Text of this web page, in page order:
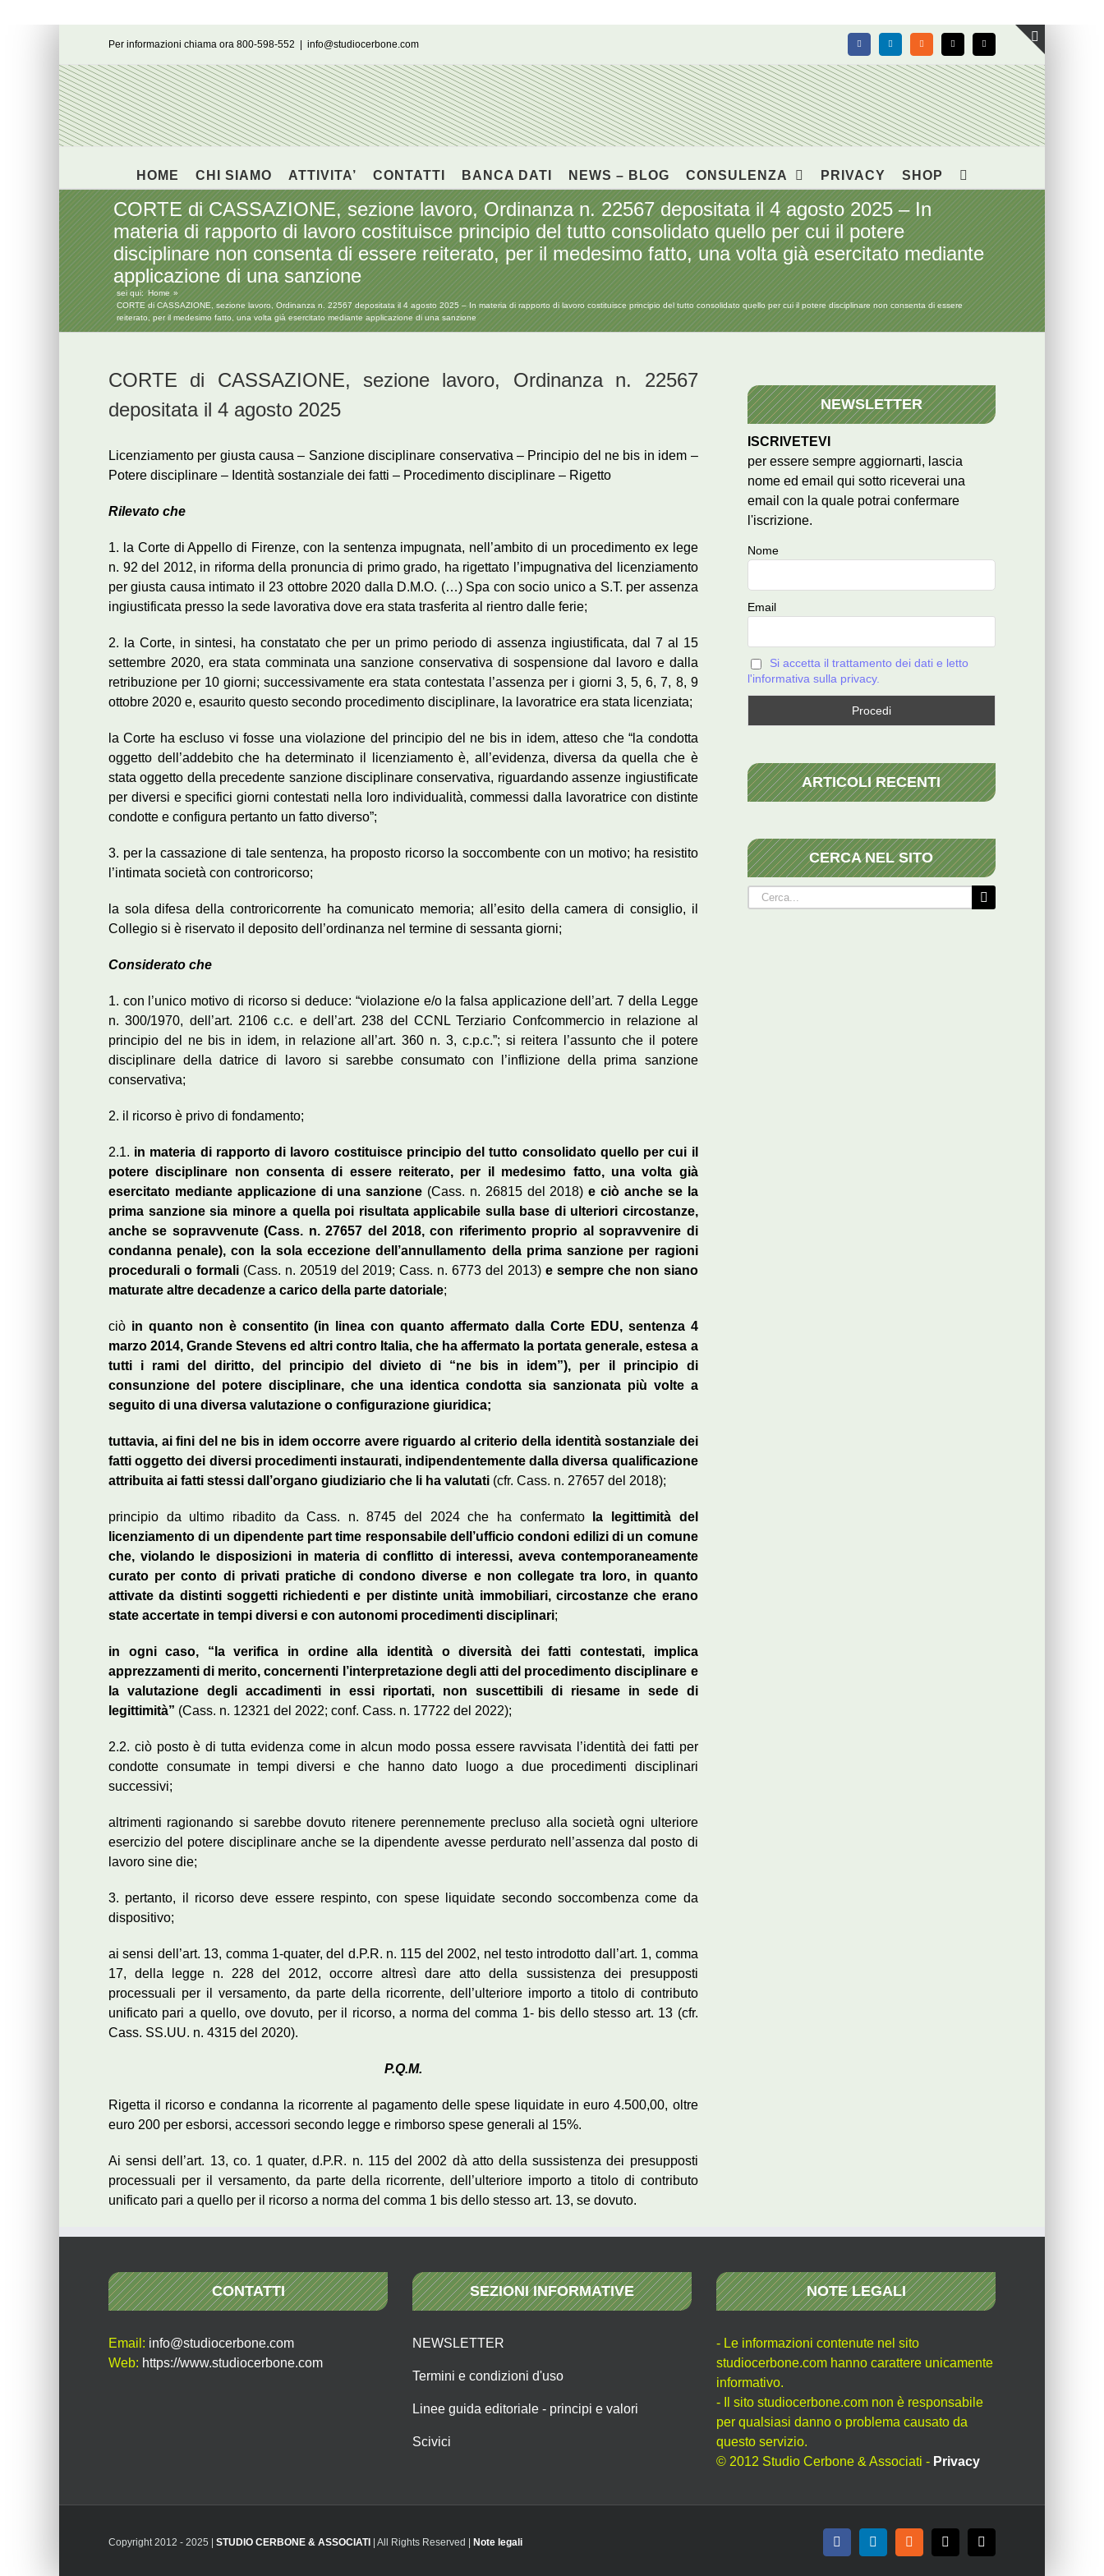
Per informazioni chiama ora 800-598-552 info@studiocerbone.com FacebookLinkedIn Rss X Email
HOME CHI SIAMO ATTIVITA’ CONTATTI BANCA DATI NEWS – BLOG CONSULENZA PRIVACY SHOP
CORTE di CASSAZIONE, sezione lavoro, Ordinanza n. 22567 depositata il 4 agosto 2025 – In
materia di rapporto di lavoro costituisce principio del tutto consolidato quello per cui il potere
disciplinare non consenta di essere reiterato, per il medesimo fatto, una volta già esercitato mediante
applicazione di una sanzione
sei qui: Home
CORTE di CASSAZIONE, sezione lavoro, Ordinanza n. 22567 depositata il 4 agosto 2025 – In materia di rapporto di lavoro costituisce principio del tutto consolidato quello per cui il potere disciplinare non consenta di essere
reiterato, per il medesimo fatto, una volta già esercitato mediante applicazione di una sanzione
CORTE di CASSAZIONE, sezione lavoro, Ordinanza n. 22567
depositata il 4 agosto 2025
Licenziamento per giusta causa – Sanzione disciplinare conservativa – Principio del ne bis in idem –
Potere disciplinare – Identità sostanziale dei fatti – Procedimento disciplinare – Rigetto
Rilevato che
1. la Corte di Appello di Firenze, con la sentenza impugnata, nell’ambito di un procedimento ex lege
n. 92 del 2012, in riforma della pronuncia di primo grado, ha rigettato l’impugnativa del licenziamento
per giusta causa intimato il 23 ottobre 2020 dalla D.M.O. (…) Spa con socio unico a S.T. per assenza
ingiustificata presso la sede lavorativa dove era stata trasferita al rientro dalle ferie;
2. la Corte, in sintesi, ha constatato che per un primo periodo di assenza ingiustificata, dal 7 al 15
settembre 2020, era stata comminata una sanzione conservativa di sospensione dal lavoro e dalla
retribuzione per 10 giorni; successivamente era stata contestata l’assenza per i giorni 3, 5, 6, 7, 8, 9
ottobre 2020 e, esaurito questo secondo procedimento disciplinare, la lavoratrice era stata licenziata;
la Corte ha escluso vi fosse una violazione del principio del ne bis in idem, atteso che “la condotta
oggetto dell’addebito che ha determinato il licenziamento è, all’evidenza, diversa da quella che è
stata oggetto della precedente sanzione disciplinare conservativa, riguardando assenze ingiustificate
per diversi e specifici giorni contestati nella loro individualità, commessi dalla lavoratrice con distinte
condotte e configura pertanto un fatto diverso”;
3. per la cassazione di tale sentenza, ha proposto ricorso la soccombente con un motivo; ha resistito
l’intimata società con controricorso;
la sola difesa della controricorrente ha comunicato memoria; all’esito della camera di consiglio, il
Collegio si è riservato il deposito dell’ordinanza nel termine di sessanta giorni;
Considerato che
1. con l’unico motivo di ricorso si deduce: “violazione e/o la falsa applicazione dell’art. 7 della Legge
n. 300/1970, dell’art. 2106 c.c. e dell’art. 238 del CCNL Terziario Confcommercio in relazione al
principio del ne bis in idem, in relazione all’art. 360 n. 3, c.p.c.”; si reitera l’assunto che il potere
disciplinare della datrice di lavoro si sarebbe consumato con l’inflizione della prima sanzione
conservativa;
2. il ricorso è privo di fondamento;
2.1. in materia di rapporto di lavoro costituisce principio del tutto consolidato quello per cui il
potere disciplinare non consenta di essere reiterato, per il medesimo fatto, una volta già
esercitato mediante applicazione di una sanzione (Cass. n. 26815 del 2018) e ciò anche se la
prima sanzione sia minore a quella poi risultata applicabile sulla base di ulteriori circostanze,
anche se sopravvenute (Cass. n. 27657 del 2018, con riferimento proprio al sopravvenire di
condanna penale), con la sola eccezione dell’annullamento della prima sanzione per ragioni
procedurali o formali(Cass. n. 20519 del 2019; Cass. n. 6773 del 2013) e sempre che non siano
maturate altre decadenze a carico della parte datoriale;
ciò in quanto non è consentito (in linea con quanto affermato dalla Corte EDU, sentenza 4
marzo 2014, Grande Stevens ed altri contro Italia, che ha affermato la portata generale, estesa a
tutti i rami del diritto, del principio del divieto di “ne bis in idem”), per il principio di
consunzione del potere disciplinare, che una identica condotta sia sanzionata più volte a
seguito di una diversa valutazione o configurazione giuridica;
tuttavia, ai fini del ne bis in idem occorre avere riguardo al criterio della identità sostanziale dei
fatti oggetto dei diversi procedimenti instaurati, indipendentemente dalla diversa qualificazione
attribuita ai fatti stessi dall’organo giudiziario che li ha valutati (cfr. Cass. n. 27657 del 2018);
principio da ultimo ribadito da Cass. n. 8745 del 2024 che ha confermato
la legittimità del
licenziamento di un dipendente part time responsabile dell’ufficio condoni edilizi di un comune
che, violando le disposizioni in materia di conflitto di interessi, aveva contemporaneamente
curato per conto di privati pratiche di condono diverse e non collegate tra loro, in quanto
attivate da distinti soggetti richiedenti e per distinte unità immobiliari, circostanze che erano
state accertate in tempi diversi e con autonomi procedimenti disciplinari;
in ogni caso, “la verifica in ordine alla identità o diversità dei fatti contestati, implica
apprezzamenti di merito, concernenti l’interpretazione degli atti del procedimento disciplinare e
la valutazione degli accadimenti in essi riportati, non suscettibili di riesame in sede di
legittimità” (Cass. n. 12321 del 2022; conf. Cass. n. 17722 del 2022);
2.2. ciò posto è di tutta evidenza come in alcun modo possa essere ravvisata l’identità dei fatti per
condotte consumate in tempi diversi e che hanno dato luogo a due procedimenti disciplinari
successivi;
altrimenti ragionando si sarebbe dovuto ritenere perennemente precluso alla società ogni ulteriore
esercizio del potere disciplinare anche se la dipendente avesse perdurato nell’assenza dal posto di
lavoro sine die;
3. pertanto, il ricorso deve essere respinto, con spese liquidate secondo soccombenza come da
dispositivo;
ai sensi dell’art. 13, comma 1-quater, del d.P.R. n. 115 del 2002, nel testo introdotto dall’art. 1, comma
17, della legge n. 228 del 2012, occorre altresì dare atto della sussistenza dei presupposti
processuali per il versamento, da parte della ricorrente, dell’ulteriore importo a titolo di contributo
unificato pari a quello, ove dovuto, per il ricorso, a norma del comma 1- bis dello stesso art. 13 (cfr.
Cass. SS.UU. n. 4315 del 2020).
P.Q.M.
Rigetta il ricorso e condanna la ricorrente al pagamento delle spese liquidate in euro 4.500,00, oltre
euro 200 per esborsi, accessori secondo legge e rimborso spese generali al 15%.
Ai sensi dell’art. 13, co. 1 quater, d.P.R. n. 115 del 2002 dà atto della sussistenza dei presupposti
processuali per il versamento, da parte della ricorrente, dell’ulteriore importo a titolo di contributo
unificato pari a quello per il ricorso a norma del comma 1 bis dello stesso art. 13, se dovuto.
NEWSLETTER
ISCRIVETEVI
per essere sempre aggiornarti, lascia
nome ed email qui sotto riceverai una
email con la quale potrai confermare
l'iscrizione.
Nome
Email
Si accetta il trattamento dei dati e letto
l'informativa sulla privacy.
ARTICOLI RECENTI
CERCA NEL SITO
Cerca
per:
CONTATTI
Email: info@studiocerbone.com
Web: https://www.studiocerbone.com
SEZIONI INFORMATIVE
NEWSLETTER
Termini e condizioni d'uso
Linee guida editoriale - principi e valori
Scivici
NOTE LEGALI
- Le informazioni contenute nel sito
studiocerbone.com hanno carattere unicamente
informativo.
- Il sito studiocerbone.com non è responsabile
per qualsiasi danno o problema causato da
questo servizio.
© 2012 Studio Cerbone & Associati - Privacy
Copyright 2012 - 2025 | STUDIO CERBONE & ASSOCIATI | All Rights Reserved | Note legali FacebookLinkedInRss X Email
Toggle
area
barra
scorrevole